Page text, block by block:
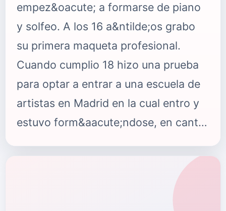
empez&oacute; a formarse de piano
y solfeo. A los 16 a&ntilde;os grabo
su primera maqueta profesional.
Cuando cumplio 18 hizo una prueba
para optar a entrar a una escuela de
artistas en Madrid en la cual entro y
estuvo form&aacute;ndose, en canto,